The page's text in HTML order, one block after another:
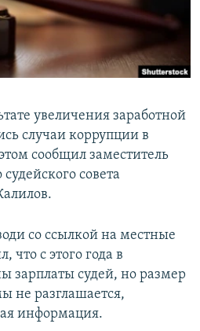
увеличения заработной
случаи коррупции в
сообщил заместитель
совета
со ссылкой на местные
с этого года в
зарплаты судей, но размер
не разглашается,
информация.